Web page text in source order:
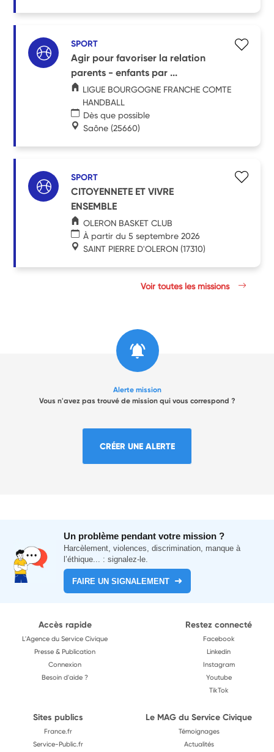
SPORT
Agir pour favoriser la relation
parents - enfants par ...
LIGUE BOURGOGNE FRANCHE COMTE
HANDBALL
Dès que possible
Saône (25660)
SPORT
CITOYENNETE ET VIVRE
ENSEMBLE
OLERON BASKET CLUB
À partir du 5 septembre 2026
SAINT PIERRE D'OLERON (17310)
Voir toutes les missions
Alerte mission
Vous n'avez pas trouvé de mission qui vous correspond ?
CRÉER UNE ALERTE
Un problème pendant votre mission ?
Harcèlement, violences, discrimination, manque à
l’éthique... : signalez-le.
FAIRE UN SIGNALEMENT
Accès rapide
L'Agence du Service Civique
Presse & Publication
Connexion
Besoin d'aide ?
Restez connecté
Facebook
Linkedin
Instagram
Youtube
TikTok
Sites publics
France.fr
Service-Public.fr
Le MAG du Service Civique
Témoignages
Actualités